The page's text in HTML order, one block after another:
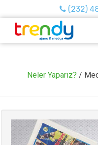
(232)
Neler Yaparız? /